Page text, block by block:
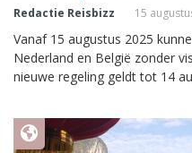
Redactie Reisbizz 15
Vanaf 15 augustus 2025
Nederland en België zonder
nieuwe regeling geldt tot 14